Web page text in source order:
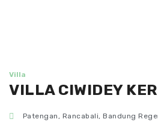
Villa
VILLA CIWIDEY
Patengan, Rancabali, Bandung